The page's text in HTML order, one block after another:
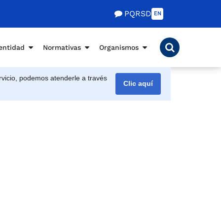
PQRSD EN
Normativas Organismos
podemos atenderle a través
Clic aquí